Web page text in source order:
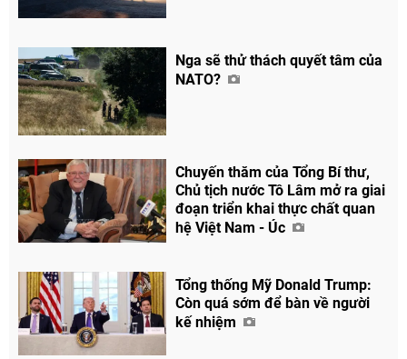
Nga sẽ thử thách quyết tâm của
NATO?
Chuyến thăm của Tổng Bí thư,
Chủ tịch nước Tô Lâm mở ra giai
đoạn triển khai thực chất quan
hệ Việt Nam - Úc
Tổng thống Mỹ Donald Trump:
Còn quá sớm để bàn về người
kế nhiệm